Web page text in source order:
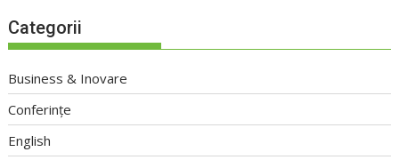
Categorii
Business & Inovare
Conferințe
English